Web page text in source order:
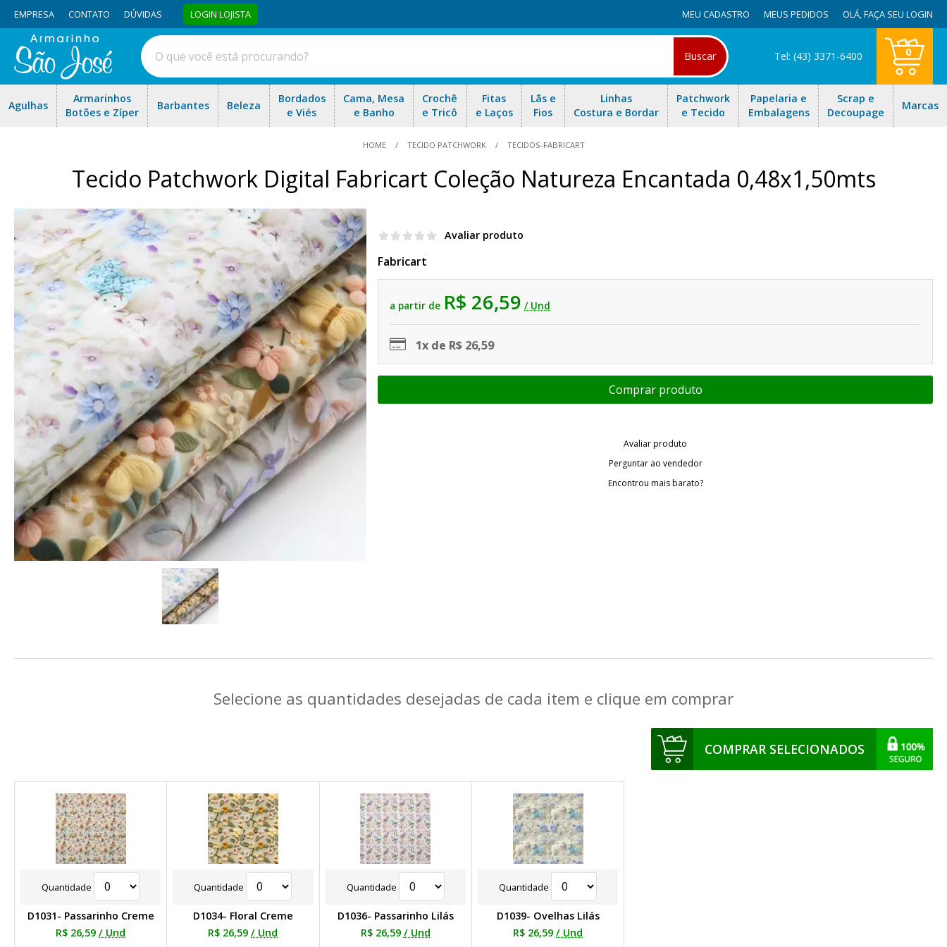
EMPRESA CONTATO DÚVIDAS LOGIN LOJISTA MEU CADASTRO MEUS PEDIDOS OLÁ,FAÇA SEU LOGIN
Buscar Tel: (43) 3371-6400 0
Agulhas
Armarinhos
Botões e Zíper
Barbantes Beleza
Bordados
e Viés
Cama, Mesa
e Banho
Crochê
e Tricô
Fitas
e Laços
Lãs e
Fios
Linhas
Costura e Bordar
Patchwork
e Tecido
Papelaria e
Embalagens
Scrap e
Decoupage
Marcas
HOME TECIDO PATCHWORK TECIDOS-FABRICART
Tecido Patchwork Digital Fabricart Coleção Natureza Encantada 0,48x1,50mts
Avaliar produto
Fabricart
a partir de R$ 26,59 / Und
1x de R$ 26,59
Avaliar produto
Perguntar ao vendedor
Encontrou mais barato?
Selecione as quantidades desejadas de cada item e clique em comprar
COMPRAR SELECIONADOS
Quantidade
D1031- Passarinho Creme
R$ 26,59 / Und
Quantidade
D1034- Floral Creme
R$ 26,59 / Und
Quantidade
D1036- Passarinho Lilás
R$ 26,59 / Und
Quantidade
D1039- Ovelhas Lilás
R$ 26,59 / Und